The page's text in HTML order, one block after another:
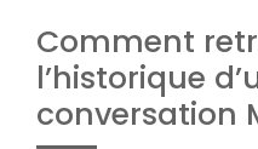
Comment
l’historique
conversation